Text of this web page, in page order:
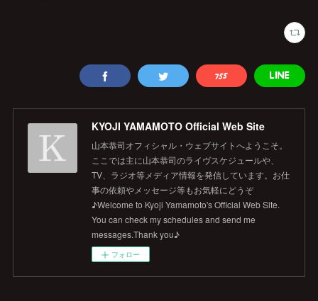
KYOJI YAMAMOTO Official Web Site
山本恭司オフィシャル・ウェブサイトへようこそ。
ここでは主に山本恭司のライヴスケジュールや、
TV、ラジオ等メディア情報を発信しています。お仕
事の依頼やメッセージ等もお気軽にどうぞ
♪Welcome to Kyoji Yamamoto's Official Web Site.
You can check my schedules and send me
messages.Thank you♪
フォロー